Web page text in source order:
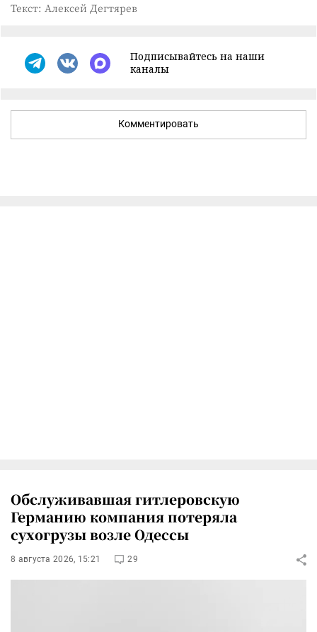
Текст: Алексей Дегтярев
Подписывайтесь на наши
каналы
Комментировать
Обслуживавшая гитлеровскую
Германию компания потеряла
сухогрузы возле Одессы
8 августа 2026, 15:21 29